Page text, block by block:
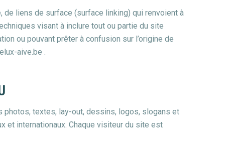
de liens de surface (surface linking) qui renvoient à
visant à inclure tout ou partie du site
ou pouvant prêter à confusion sur l’origine de
aive.be .
photos, textes, lay-out, dessins, logos, slogans et
internationaux. Chaque visiteur du site est